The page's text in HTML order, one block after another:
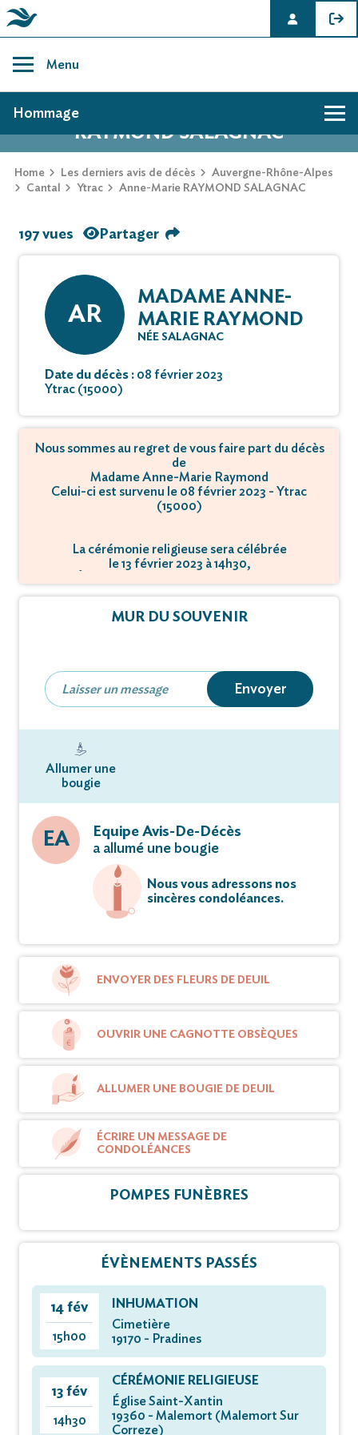
content
Menu
AVIS DE DÉCÈS DE ANNE-MARIE
RAYMOND SALAGNAC
Home Les derniers avis de décès
Auvergne-Rhône-Alpes
Cantal
Ytrac Anne-Marie RAYMOND SALAGNAC
Hommage
197 vues Partager
AR
MADAME ANNE-
MARIE RAYMOND
NÉE SALAGNAC
Date du décès : 08 février 2023
Ytrac (15000)
Nous sommes au regret de vous faire part du décès
de
Madame Anne-Marie Raymond
Celui-ci est survenu le 08 février 2023 - Ytrac
(15000)
La cérémonie religieuse sera célébrée
le 13 février 2023 à 14h30,
le 14 février 2023 à 15h00,
MUR DU SOUVENIR
Envoyer
Allumer une
bougie
EA
Equipe Avis-De-Décès
a allumé une bougie
Nous vous adressons nos
sincères condoléances.
ENVOYER DES FLEURS DE DEUIL
OUVRIR UNE CAGNOTTE OBSÈQUES
ALLUMER UNE BOUGIE DE DEUIL
ÉCRIRE UN MESSAGE DE
CONDOLÉANCES
POMPES FUNÈBRES
ÉVÈNEMENTS PASSÉS
14 fév
15h00
INHUMATION
Cimetière
19170 - Pradines
13 fév
14h30
CÉRÉMONIE RELIGIEUSE
Église Saint-Xantin
19360 - Malemort (Malemort Sur
Correze)